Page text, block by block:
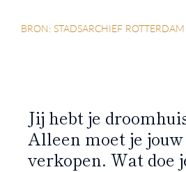
BRON: STADSARCHIEF ROTTERDAM
Jij hebt je
Alleen moet je
verkopen. Wat doe